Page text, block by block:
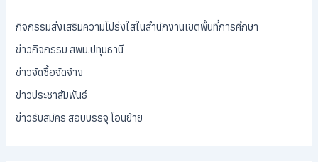
กิจกรรมส่งเสริมความโปร่งใสในสำนักงานเขตพื้นที่การศึกษา
ข่าวกิจกรรม สพม.ปทุมธานี
ข่าวจัดซื้อจัดจ้าง
ข่าวประชาสัมพันธ์
ข่าวรับสมัคร สอบบรรจุ โอนย้าย